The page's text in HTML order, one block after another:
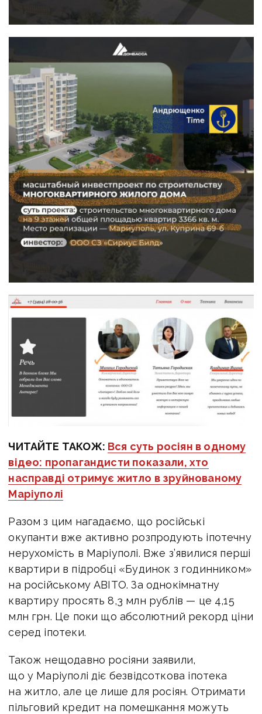
ЧИТАЙТЕ ТАКОЖ: Вся суть росіян в одному
відео: пропагандисти показали, хто
насправді отримує житло в зруйнованому
Маріуполі
Разом з цим нагадаємо, що російські
окупанти вже активно розпродують іпотечну
нерухомість в Маріуполі. Вже з’явилися перші
квартири в підробці «Будинок з годинником»
на російському АВІТО. За однокімнатну
квартиру просять 8,3 млн рублів — це 4,15
млн грн. Це поки що абсолютний рекорд ціни
серед іпотеки.
Також нещодавно росіяни заявили,
що у Маріуполі діє безвідсоткова іпотека
на житло, але це лише для росіян. Отримати
пільговий кредит на помешкання можуть